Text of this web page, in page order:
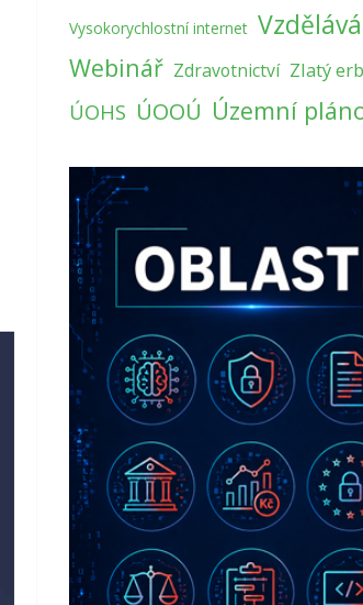
Vysokorychlostní internet
Webinář Zdravotnictví Zlatý erb
ÚOHS ÚOOÚ Územní